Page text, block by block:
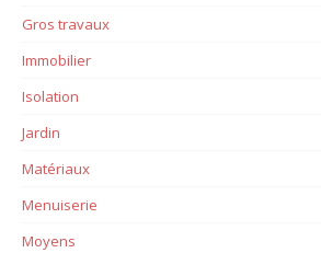
Gros travaux
Immobilier
Isolation
Jardin
Matériaux
Menuiserie
Moyens